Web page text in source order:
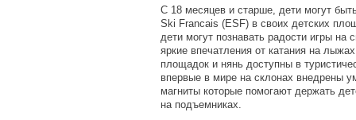
С 18 месяцев и старше, дети могут
Ski Francais (ESF) в своих детских
дети могут познавать радости игры
яркие впечатления от катания на
площадок и нянь доступны в
впервые в мире на склонах внедрены
магниты которые помогают держать
на подъемниках.